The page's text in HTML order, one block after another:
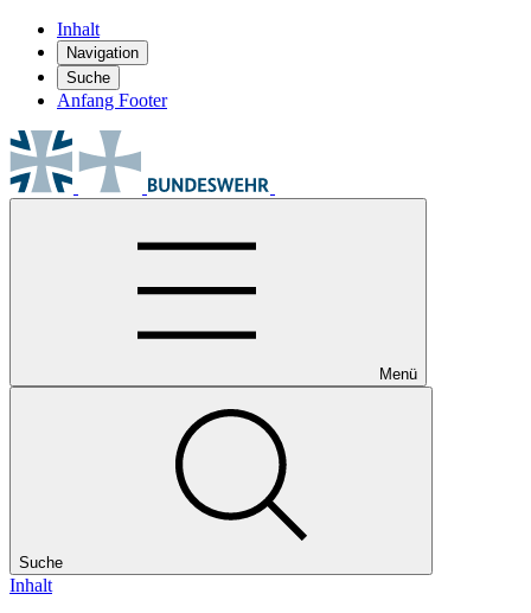
Inhalt
Navigation
Suche
Anfang Footer
Menü
Suche
Inhalt